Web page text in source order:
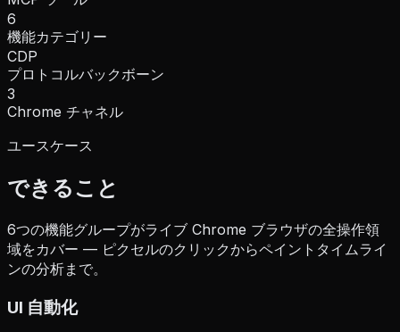
6
機能カテゴリー
CDP
プロトコルバックボーン
3
Chrome チャネル
ユースケース
できること
6つの機能グループがライブ Chrome ブラウザの全操作領
域をカバー — ピクセルのクリックからペイントタイムライ
ンの分析まで。
UI 自動化